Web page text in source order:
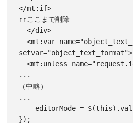
</mt:if>
↑↑ここまで削除
setvar="object_text_format">
...
（中略）
...
});